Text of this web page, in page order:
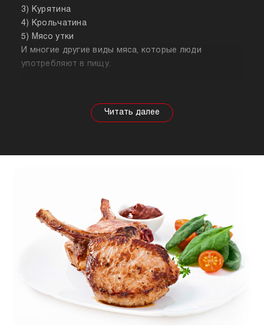
3) Курятина
4) Крольчатина
5) Мясо утки
И многие другие виды мяса, которые люди
употребляют в пищу.
полезных свойствах. Важно понимать, что в
зависимости от животного свойства продукта
подходит для шашлыка, а мясо перепела отлично